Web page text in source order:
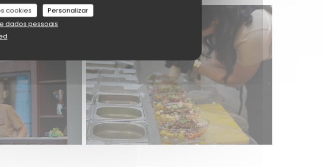
cookies
Personalizar
dados pessoais